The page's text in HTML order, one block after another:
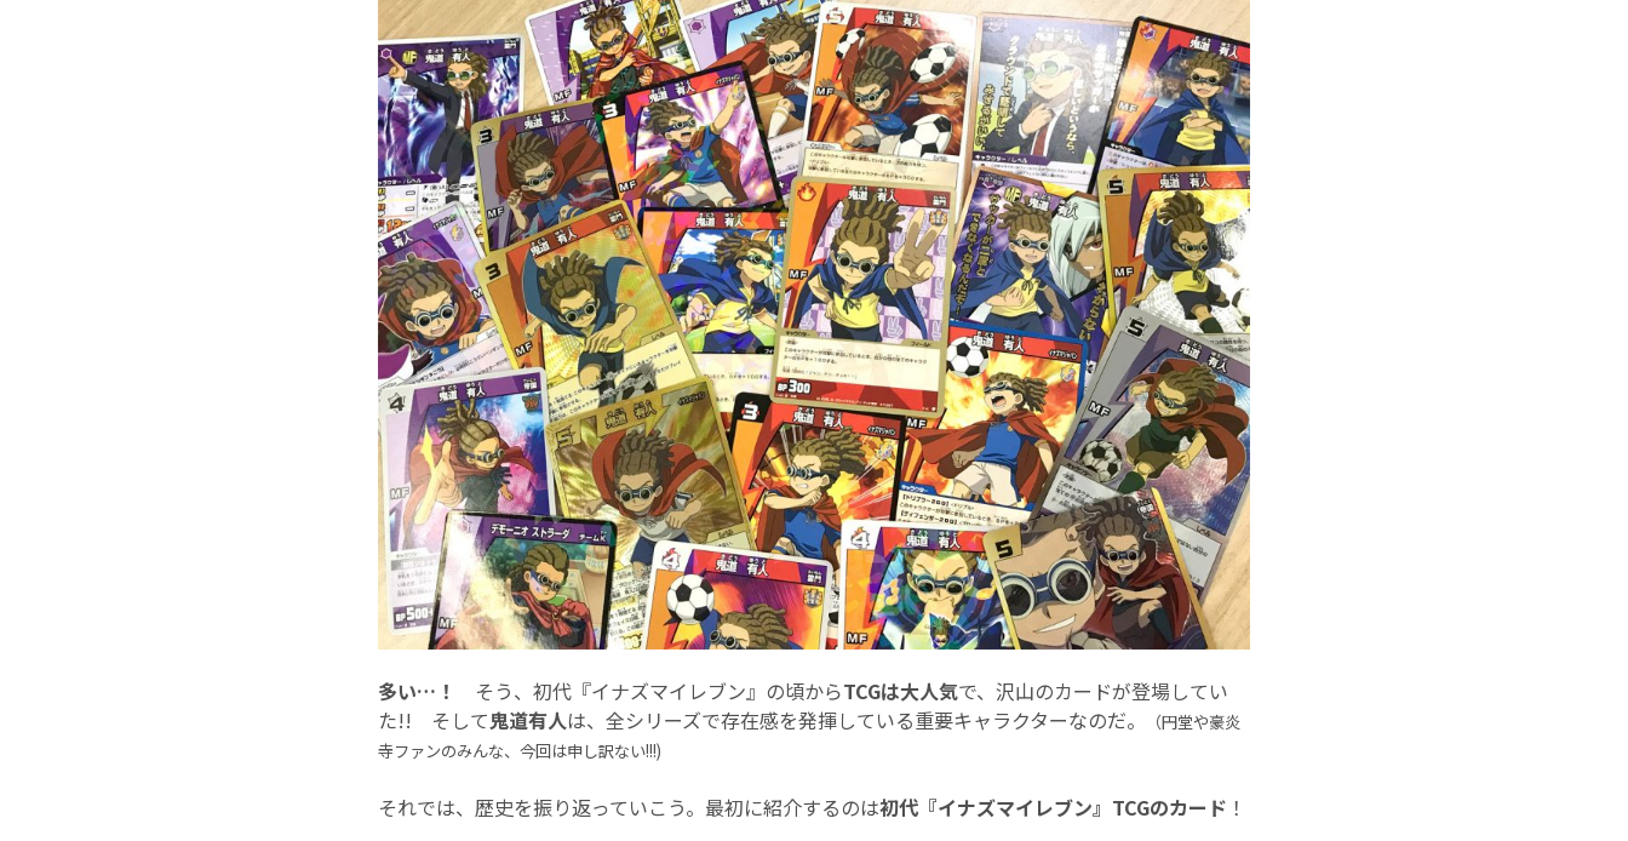
多い…！ そう、初代『イナズマイレブン』の頃からTCGは大人気で、沢山のカードが登場してい
た!! そして鬼道有人は、全シリーズで存在感を発揮している重要キャラクターなのだ。
（円堂や豪炎
寺ファンのみんな、今回は申し訳ない!!!)
それでは、歴史を振り返っていこう。最初に紹介するのは初代 『イナズマイレブン』TCGのカード ！